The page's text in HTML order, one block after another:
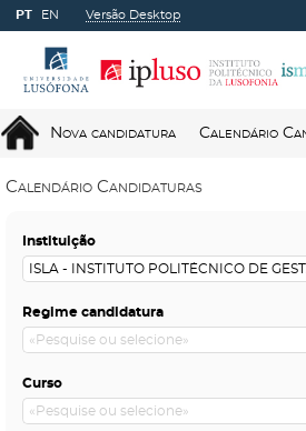
PT EN Versão Desktop
Nova candidatura Calendário
Calendário Candidaturas
Instituição
Regime candidatura
Curso